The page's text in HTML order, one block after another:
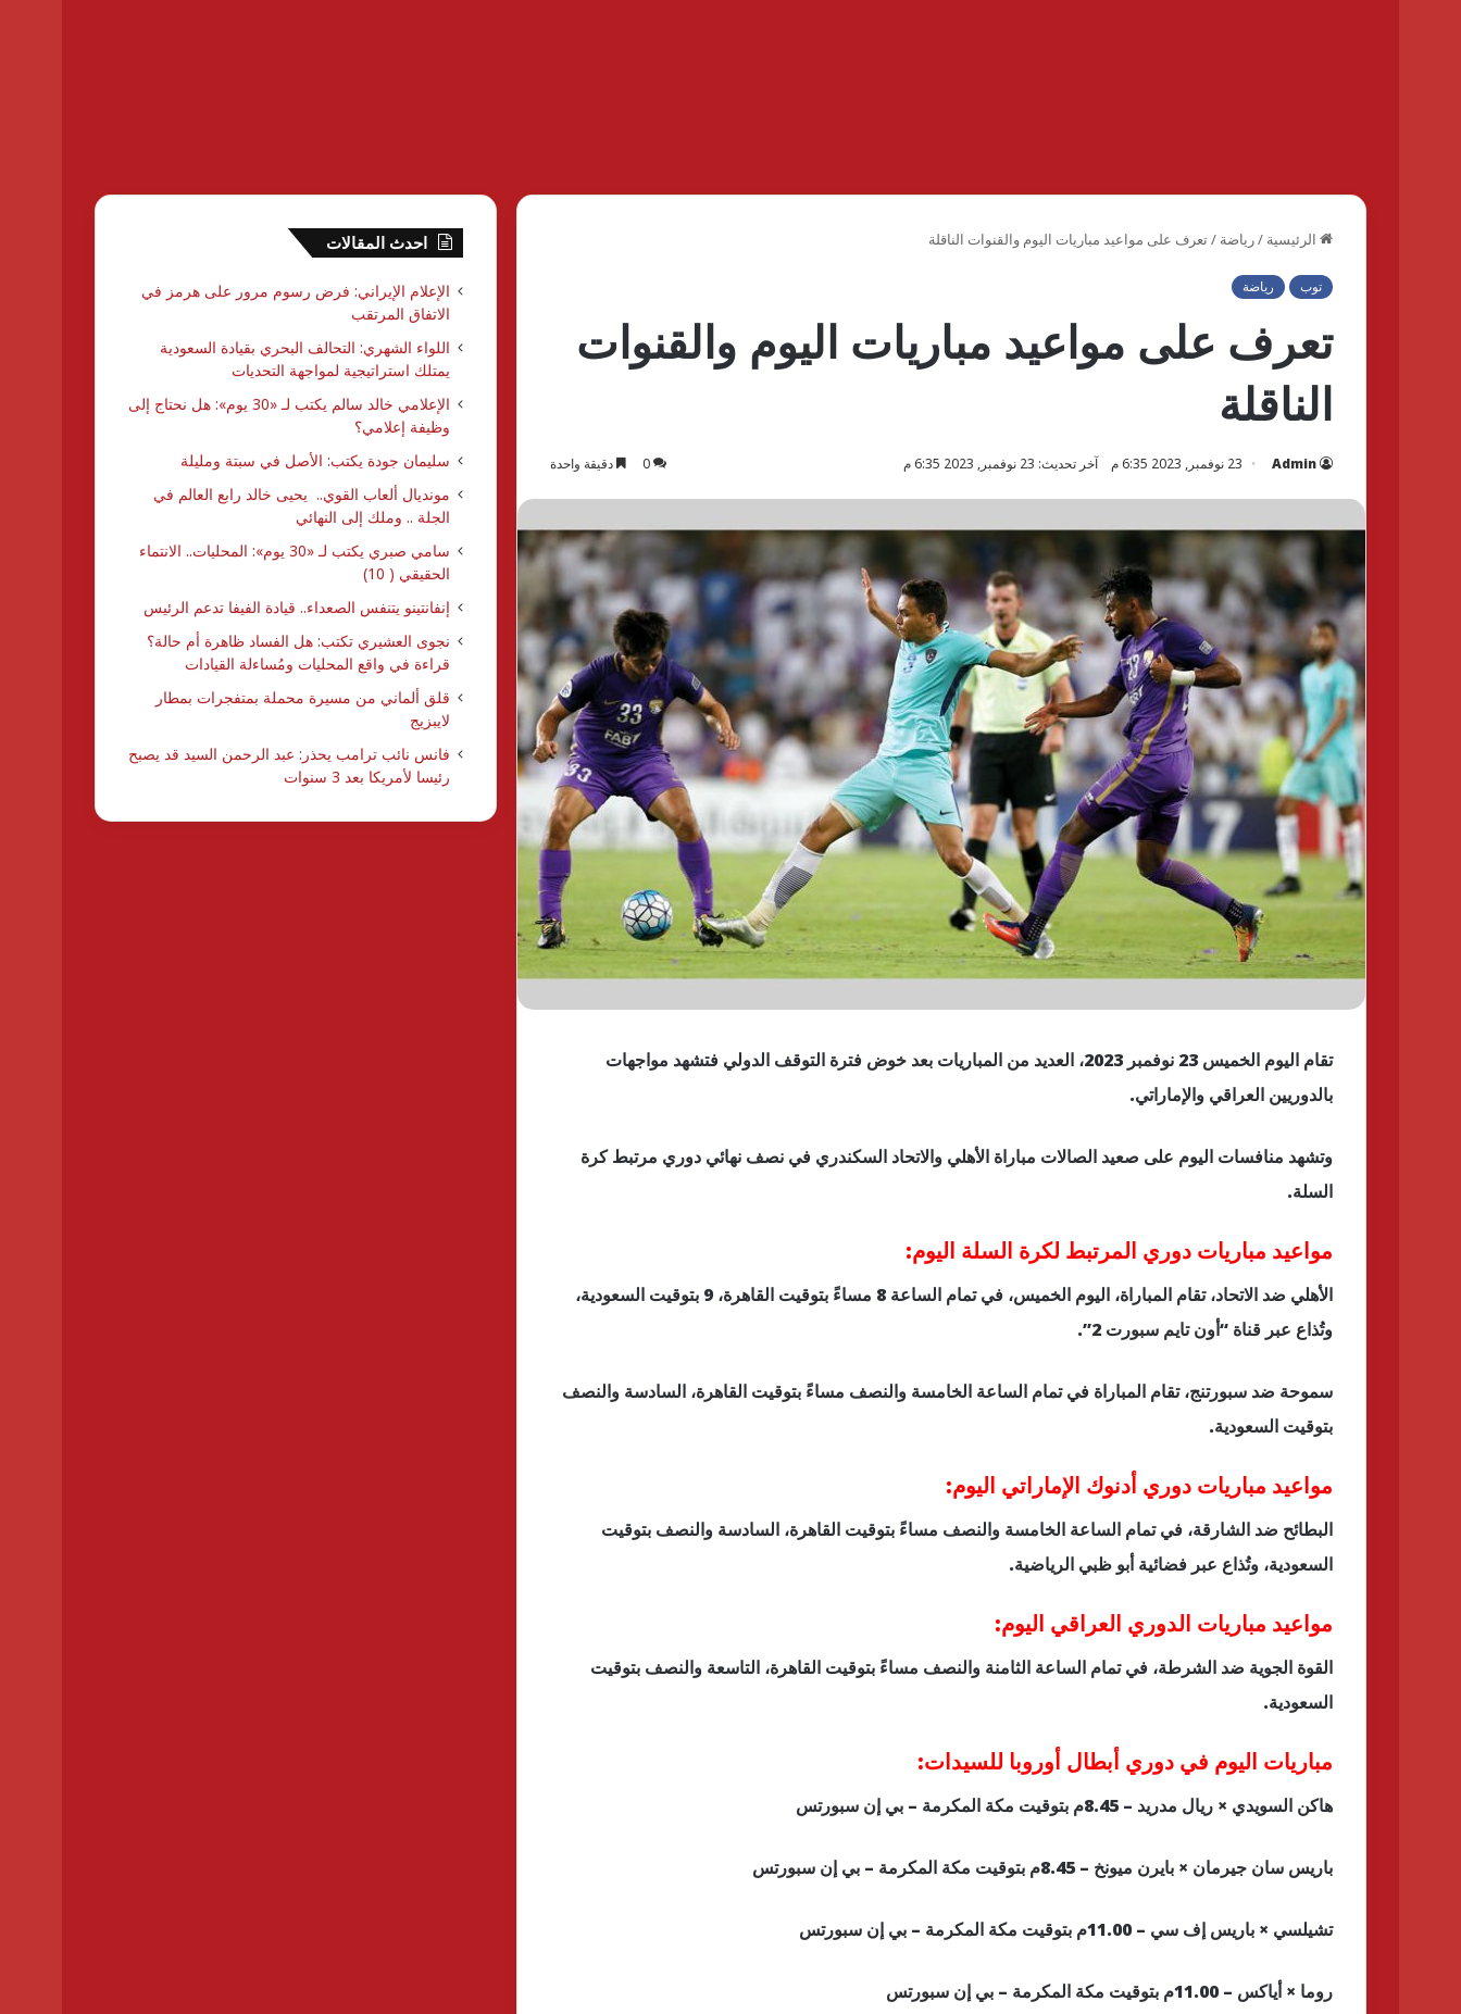
الرئيسية /رياضة /تعرف على مواعيد مباريات اليوم والقنوات الناقلة
توب رياضة
تعرف على مواعيد مباريات اليوم والقنوات
الناقلة
Admin 23 نوفمبر, 2023 6:35 م آخر تحديث: 23 نوفمبر, 2023 6:35 م 0 دقيقة واحدة
تقام اليوم الخميس 23 نوفمبر 2023، العديد من المباريات بعد خوض فترة التوقف الدولي فتشهد مواجهات
بالدوريين العراقي والإماراتي.
وتشهد منافسات اليوم على صعيد الصالات مباراة الأهلي والاتحاد السكندري في نصف نهائي دوري مرتبط كرة
السلة.
مواعيد مباريات دوري المرتبط لكرة السلة اليوم:
الأهلي ضد الاتحاد، تقام المباراة، اليوم الخميس، في تمام الساعة 8 مساءً بتوقيت القاهرة، 9 بتوقيت السعودية،
وتُذاع عبر قناة “أون تايم سبورت 2”.
سموحة ضد سبورتنج، تقام المباراة في تمام الساعة الخامسة والنصف مساءً بتوقيت القاهرة، السادسة والنصف
بتوقيت السعودية.
مواعيد مباريات دوري أدنوك الإماراتي اليوم:
البطائح ضد الشارقة، في تمام الساعة الخامسة والنصف مساءً بتوقيت القاهرة، السادسة والنصف بتوقيت
السعودية، وتُذاع عبر فضائية أبو ظبي الرياضية.
مواعيد مباريات الدوري العراقي اليوم:
القوة الجوية ضد الشرطة، في تمام الساعة الثامنة والنصف مساءً بتوقيت القاهرة، التاسعة والنصف بتوقيت
السعودية.
مباريات اليوم في دوري أبطال أوروبا للسيدات:
هاكن السويدي × ريال مدريد – 8.45م بتوقيت مكة المكرمة – بي إن سبورتس
باريس سان جيرمان × بايرن ميونخ – 8.45م بتوقيت مكة المكرمة – بي إن سبورتس
تشيلسي × باريس إف سي – 11.00م بتوقيت مكة المكرمة – بي إن سبورتس
روما × أياكس – 11.00م بتوقيت مكة المكرمة – بي إن سبورتس
احدث المقالات
الإعلام الإيراني: فرض رسوم مرور على هرمز في
الاتفاق المرتقب
اللواء الشهري: التحالف البحري بقيادة السعودية
يمتلك استراتيجية لمواجهة التحديات
الإعلامي خالد سالم يكتب لـ «30 يوم»: هل نحتاج إلى
وظيفة إعلامي؟
سليمان جودة يكتب: الأصل في سبتة ومليلة
مونديال ألعاب القوي.. يحيى خالد رابع العالم في
الجلة .. وملك إلى النهائي
سامي صبري يكتب لـ «30 يوم»: المحليات.. الانتماء
الحقيقي ( 10)
إنفانتينو يتنفس الصعداء.. قيادة الفيفا تدعم الرئيس
نجوى العشيري تكتب: هل الفساد ظاهرة أم حالة؟
قراءة في واقع المحليات ومُساءلة القيادات
قلق ألماني من مسيرة محملة بمتفجرات بمطار
لايبزيج
فانس نائب ترامب يحذر: عبد الرحمن السيد قد يصبح
رئيسا لأمريكا بعد 3 سنوات